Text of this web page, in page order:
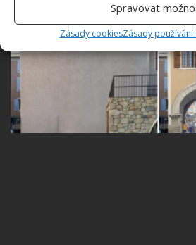
Spravovat
Zásady cookiesZásady používání